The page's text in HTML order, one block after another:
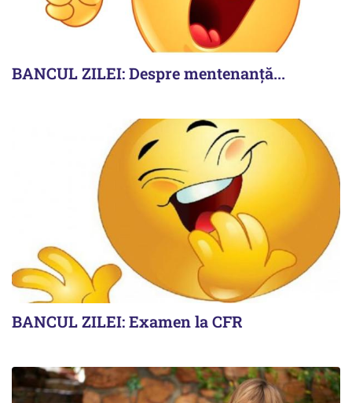
BANCUL ZILEI: Despre mentenanță...
BANCUL ZILEI: Examen la CFR